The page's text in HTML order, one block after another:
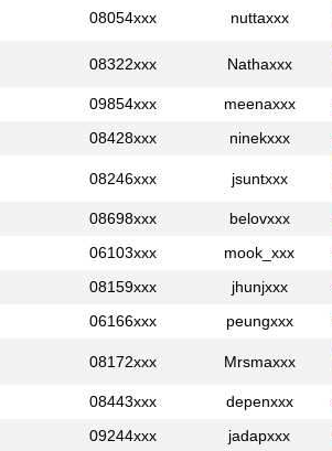
08054xxx nuttaxxx
08322xxx Nathaxxx
09854xxx meenaxxx
08428xxx ninekxxx
08246xxx jsuntxxx
08698xxx belovxxx
06103xxx mook_xxx
08159xxx jhunjxxx
06166xxx peungxxx
08172xxx Mrsmaxxx
08443xxx depenxxx
09244xxx jadapxxx